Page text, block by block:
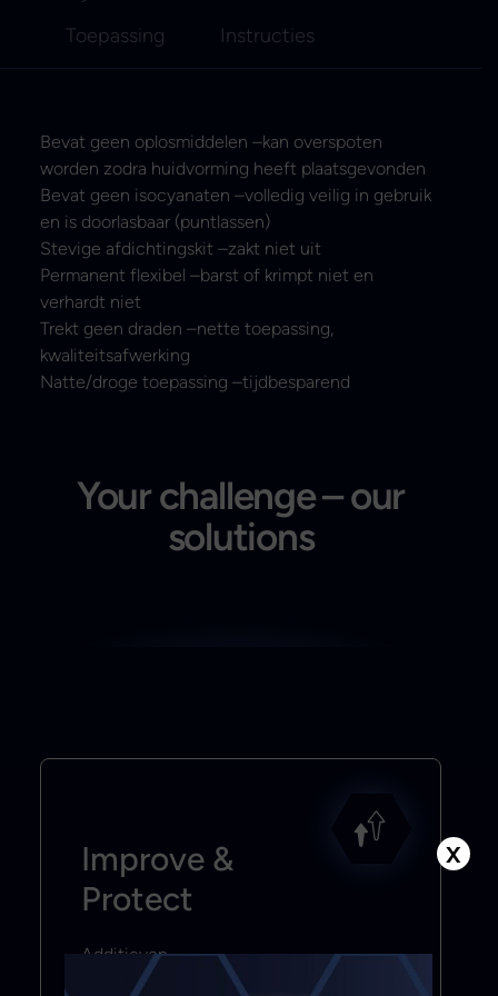
Toepassing
Instructies
Bevat geen oplosmiddelen –kan overspoten
worden zodra huidvorming heeft plaatsgevonden
Bevat geen isocyanaten –volledig veilig in gebruik
en is doorlasbaar (puntlassen)
Stevige afdichtingskit –zakt niet uit
Permanent flexibel –barst of krimpt niet en
verhardt niet
Trekt geen draden –nette toepassing,
kwaliteitsafwerking
Natte/droge toepassing –tijdbesparend
Your challenge – our
solutions
Improve &
Protect
Additieven
Smeermiddelen
X